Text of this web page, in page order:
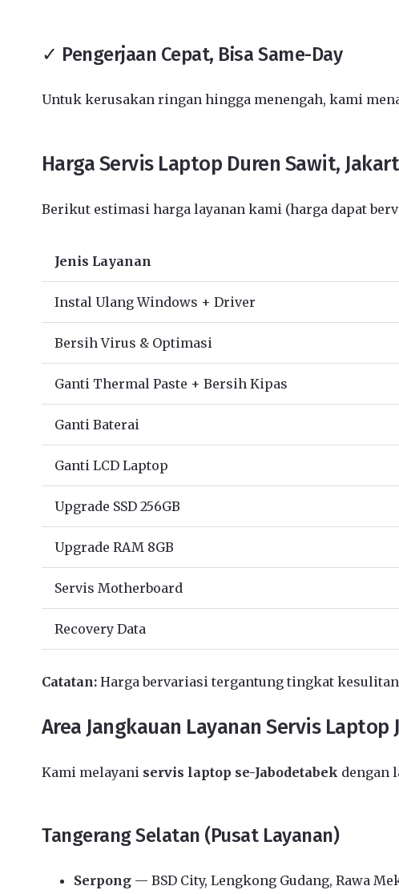
✓ Pengerjaan Cepat, Bisa Same-Day
Untuk kerusakan ringan hingga menengah, kami
Harga Servis Laptop Duren Sawit,
Berikut estimasi harga layanan kami (harga dapat
Jenis Layanan
Instal Ulang Windows + Driver
Bersih Virus & Optimasi
Ganti Thermal Paste + Bersih Kipas
Ganti Baterai
Ganti LCD Laptop
Upgrade SSD 256GB
Upgrade RAM 8GB
Servis Motherboard
Recovery Data
Catatan: Harga bervariasi tergantung tingkat
Area Jangkauan Layanan Servis Laptop
Kami melayani servis laptop se-Jabodetabek dengan
Tangerang Selatan (Pusat Layanan)
Serpong — BSD City, Lengkong Gudang, Rawa